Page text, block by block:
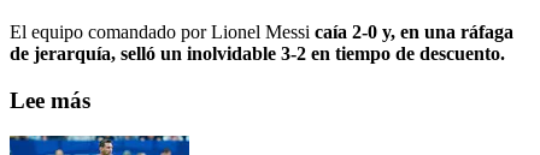
El equipo comandado por Lionel Messi caía 2-0 y, en una ráfaga
de jerarquía, selló un inolvidable 3-2 en tiempo de descuento.
Lee más